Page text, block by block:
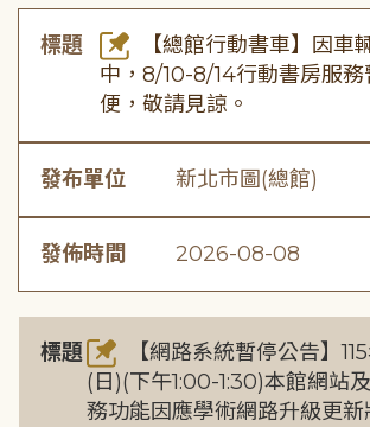
標題
【總館行動書車】因車
中，8/10-8/14行動書房服務
便，敬請見諒。
發布單位 新北市圖(總館)
發佈時間 2026-08-08
標題
【網路系統暫停公告】
(日)(下午1:00-1:30)本館網站
務功能因應學術網路升級更